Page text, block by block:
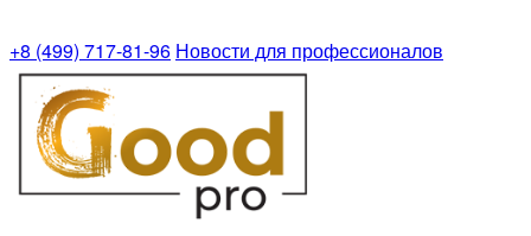
+8 (499) 717-81-96 Новости для профессионалов